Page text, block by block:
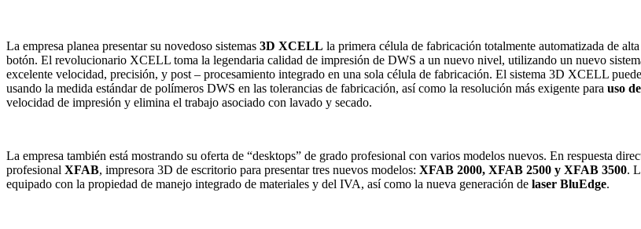
La empresa planea presentar su novedoso sistemas 3D XCELL la primera célula de fabricación totalmente automatizada de
botón. El revolucionario XCELL toma la legendaria calidad de impresión de DWS a un nuevo nivel, utilizando un nuevo
excelente velocidad, precisión, y post – procesamiento integrado en una sola célula de fabricación. El sistema 3D XCELL
usando la medida estándar de polímeros DWS en las tolerancias de fabricación, así como la resolución más exigente para uso
velocidad de impresión y elimina el trabajo asociado con lavado y secado.
La empresa también está mostrando su oferta de “desktops” de grado profesional con varios modelos nuevos. En respuesta
profesional XFAB, impresora 3D de escritorio para presentar tres nuevos modelos: XFAB 2000, XFAB 2500 y XFAB 3500.
equipado con la propiedad de manejo integrado de materiales y del IVA, así como la nueva generación de laser BluEdge.